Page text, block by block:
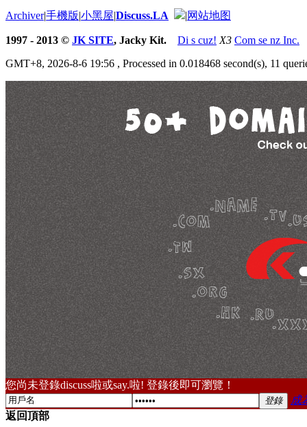
Archiver|手機版|小黑屋|Discuss.LA |网站地图
1997 - 2013 © JK SITE, Jacky Kit. Di s cuz! X3 Com se nz Inc.
GMT+8, 2026-8-6 19:56 , Processed in 0.018468 second(s), 11
您尚未登錄discuss啦或say.啦! 登錄後即可瀏覽！
登錄
成
返回頂部